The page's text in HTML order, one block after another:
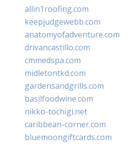
allin1roofing.com
keepjudgewebb.com
anatomyofadventure.com
drivancastillo.com
cmmedspa.com
midletontkd.com
gardensandgrills.com
basilfoodwine.com
nikko-tochigi.net
caribbean-corner.com
bluemoongiftcards.com